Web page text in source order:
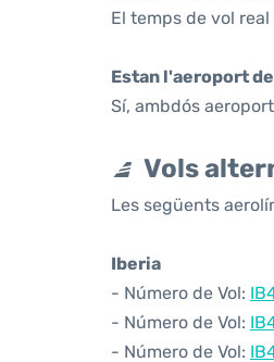
El temps de vol
Estan l'aeroport
Sí, ambdós
Vols
Les següents
Iberia
- Número de Vol:
- Número de Vol:
- Número de Vol: